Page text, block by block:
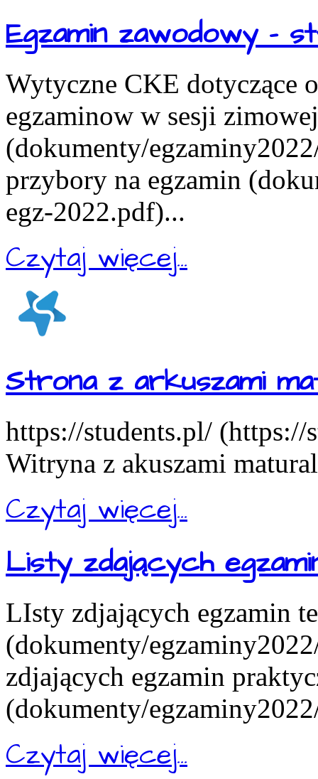
Egzamin zawodowy -
Wytyczne CKE dotyczące
egzaminow w sesji
(dokumenty/
przybory na egzamin
egz-2022.pdf)...
Czytaj więcej...
Strona z arkuszami
https://students.pl/ (https://
Witryna z akuszami
Czytaj więcej...
Listy zdających
LIsty zdjających egzamin
(dokumenty/
zdjających egzamin
(dokumenty/
Czytaj więcej...